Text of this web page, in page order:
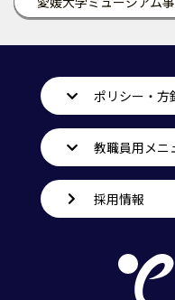
ポリシー・方
教職員用メニ
採用情報